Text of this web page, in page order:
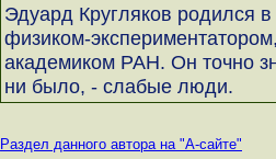
Эдуард Кругляков родился
физиком-
академиком РАН. Он точно
ни было, - слабые люди.
Раздел данного автора на "А-сайте"